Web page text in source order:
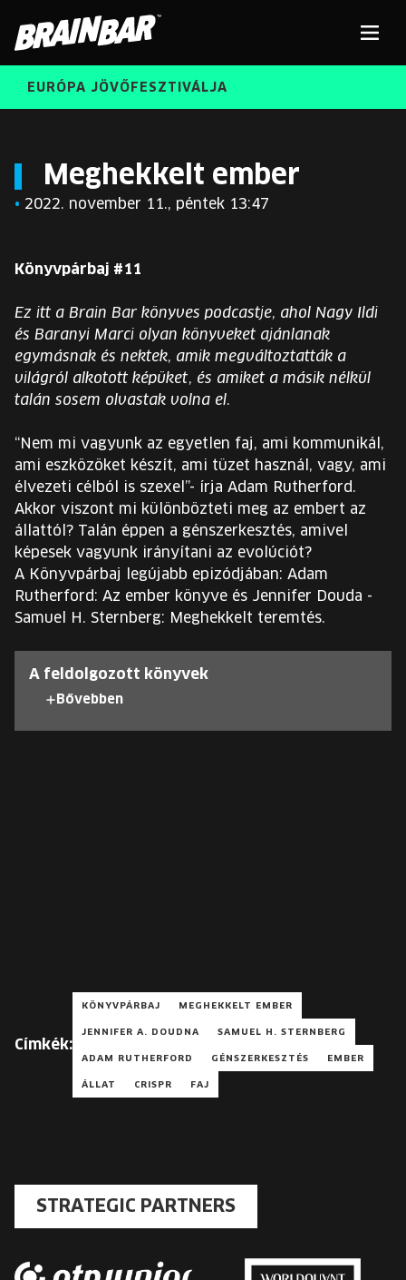
Bar
KORÁBBI ELŐADÓK
BRAIN BAR™ TRIBE
KARRIER
ELŐADÓK
INGYENES DIÁK- ÉS TANÁRREGISZTRÁCIÓ
JEGYEK
KOSÁR
EN
Change
EURÓPA JÖVŐFESZTIVÁLJA
INGYENES DIÁK- ÉS TANÁRREGISZTRÁCIÓ
Meghekkelt ember
• 2022. november 11., péntek 13:47
Könyvpárbaj #11
Ez itt a Brain Bar könyves podcastje, ahol Nagy Ildi
és Baranyi Marci olyan könyveket ajánlanak
egymásnak és nektek, amik megváltoztatták a
világról alkotott képüket, és amiket a másik nélkül
talán sosem olvastak volna el.
“Nem mi vagyunk az egyetlen faj, ami kommunikál,
ami eszközöket készít, ami tüzet használ, vagy, ami
élvezeti célból is szexel”- írja Adam Rutherford.
Akkor viszont mi különbözteti meg az embert az
állattól? Talán éppen a génszerkesztés, amivel
képesek vagyunk irányítani az evolúciót?
A Könyvpárbaj legújabb epizódjában: Adam
Rutherford: Az ember könyve és Jennifer Douda -
Samuel H. Sternberg: Meghekkelt teremtés.
A feldolgozott könyvek
Bővebben
Címkék:
KÖNYVPÁRBAJ MEGHEKKELT EMBER
JENNIFER A. DOUDNA SAMUEL H. STERNBERG
ADAM RUTHERFORD GÉNSZERKESZTÉS EMBER
ÁLLAT CRISPR FAJ
STRATEGIC PARTNERS